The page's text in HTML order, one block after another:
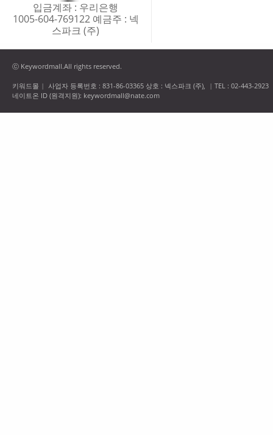
입금계좌 : 우리은행
1005-604-769122 예금주 : 넥
스파크 (주)
ⓒ Keywordmall.All rights reserved.
키워드몰 | 사업자 등록번호 : 831-86-03365 상호 : 넥스파크 (주), | TEL : 02-443-2923
네이트온 ID (원격지원): keywordmall@nate.com